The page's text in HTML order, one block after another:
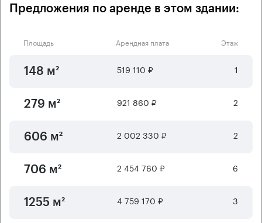
Предложения по аренде в этом здании:
Площадь Арендная плата Этаж
148 м² 519 110 ₽ 1
279 м² 921 860 ₽ 2
606 м² 2 002 330 ₽ 2
706 м² 2 454 760 ₽ 6
1255 м² 4 759 170 ₽ 3